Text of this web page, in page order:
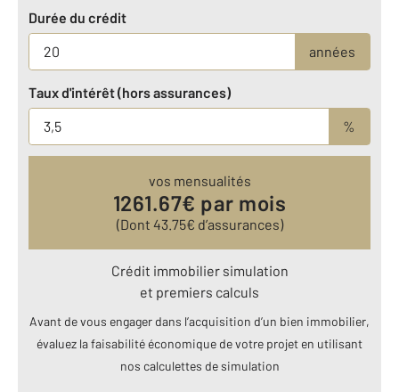
Durée du crédit
années
Taux d'intérêt (hors assurances)
%
vos mensualités
1261.67€ par mois
(Dont 43.75€ d’assurances)
Crédit immobilier simulation
et premiers calculs
Avant de vous engager dans l’acquisition d’un bien immobilier,
évaluez la faisabilité économique de votre projet en utilisant
nos calculettes de simulation